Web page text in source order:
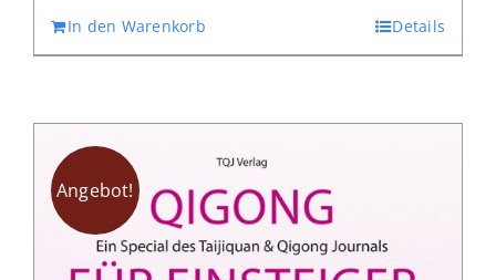
€ 14,80€ 10,36.
In den Warenkorb Details
Angebot!